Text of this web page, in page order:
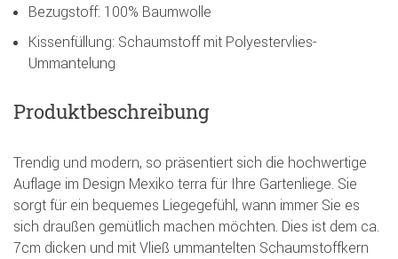
Bezugstoff: 100% Baumwolle
Kissenfüllung: Schaumstoff mit Polyestervlies-
Ummantelung
Produktbeschreibung
Trendig und modern, so präsentiert sich die hochwertige
Auflage im Design Mexiko terra für Ihre Gartenliege. Sie
sorgt für ein bequemes Liegegefühl, wann immer Sie es
sich draußen gemütlich machen möchten. Dies ist dem ca.
7cm dicken und mit Vließ ummantelten Schaumstoffkern